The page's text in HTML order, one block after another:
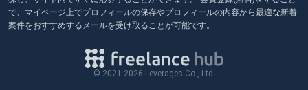
で、マイページ上でプロフィールの保存やプロフィールの内容から最適な新着
案件をおすすめするメールを受け取ることが可能です。
© 2021-2026 Leverages Co., Ltd.